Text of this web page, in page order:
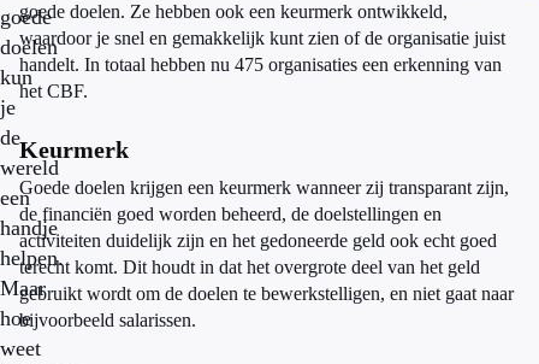
goede
doelen
kun
je
de
wereld
een
handje
helpen.
Maar
hoe
weet
goede doelen. Ze hebben ook een keurmerk ontwikkeld,
waardoor je snel en gemakkelijk kunt zien of de organisatie juist
handelt. In totaal hebben nu 475 organisaties een erkenning van
het CBF.
Keurmerk
Goede doelen krijgen een keurmerk wanneer zij transparant zijn,
de financiën goed worden beheerd, de doelstellingen en
activiteiten duidelijk zijn en het gedoneerde geld ook echt goed
terecht komt. Dit houdt in dat het overgrote deel van het geld
gebruikt wordt om de doelen te bewerkstelligen, en niet gaat naar
bijvoorbeeld salarissen.